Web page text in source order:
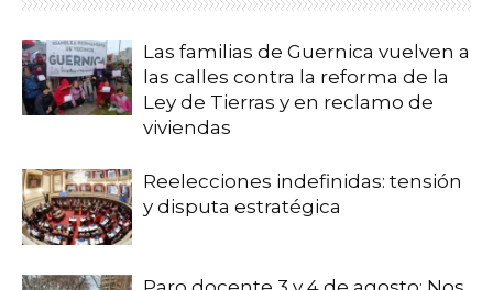
Las familias de Guernica vuelven a
las calles contra la reforma de la
Ley de Tierras y en reclamo de
viviendas
Reelecciones indefinidas: tensión
y disputa estratégica